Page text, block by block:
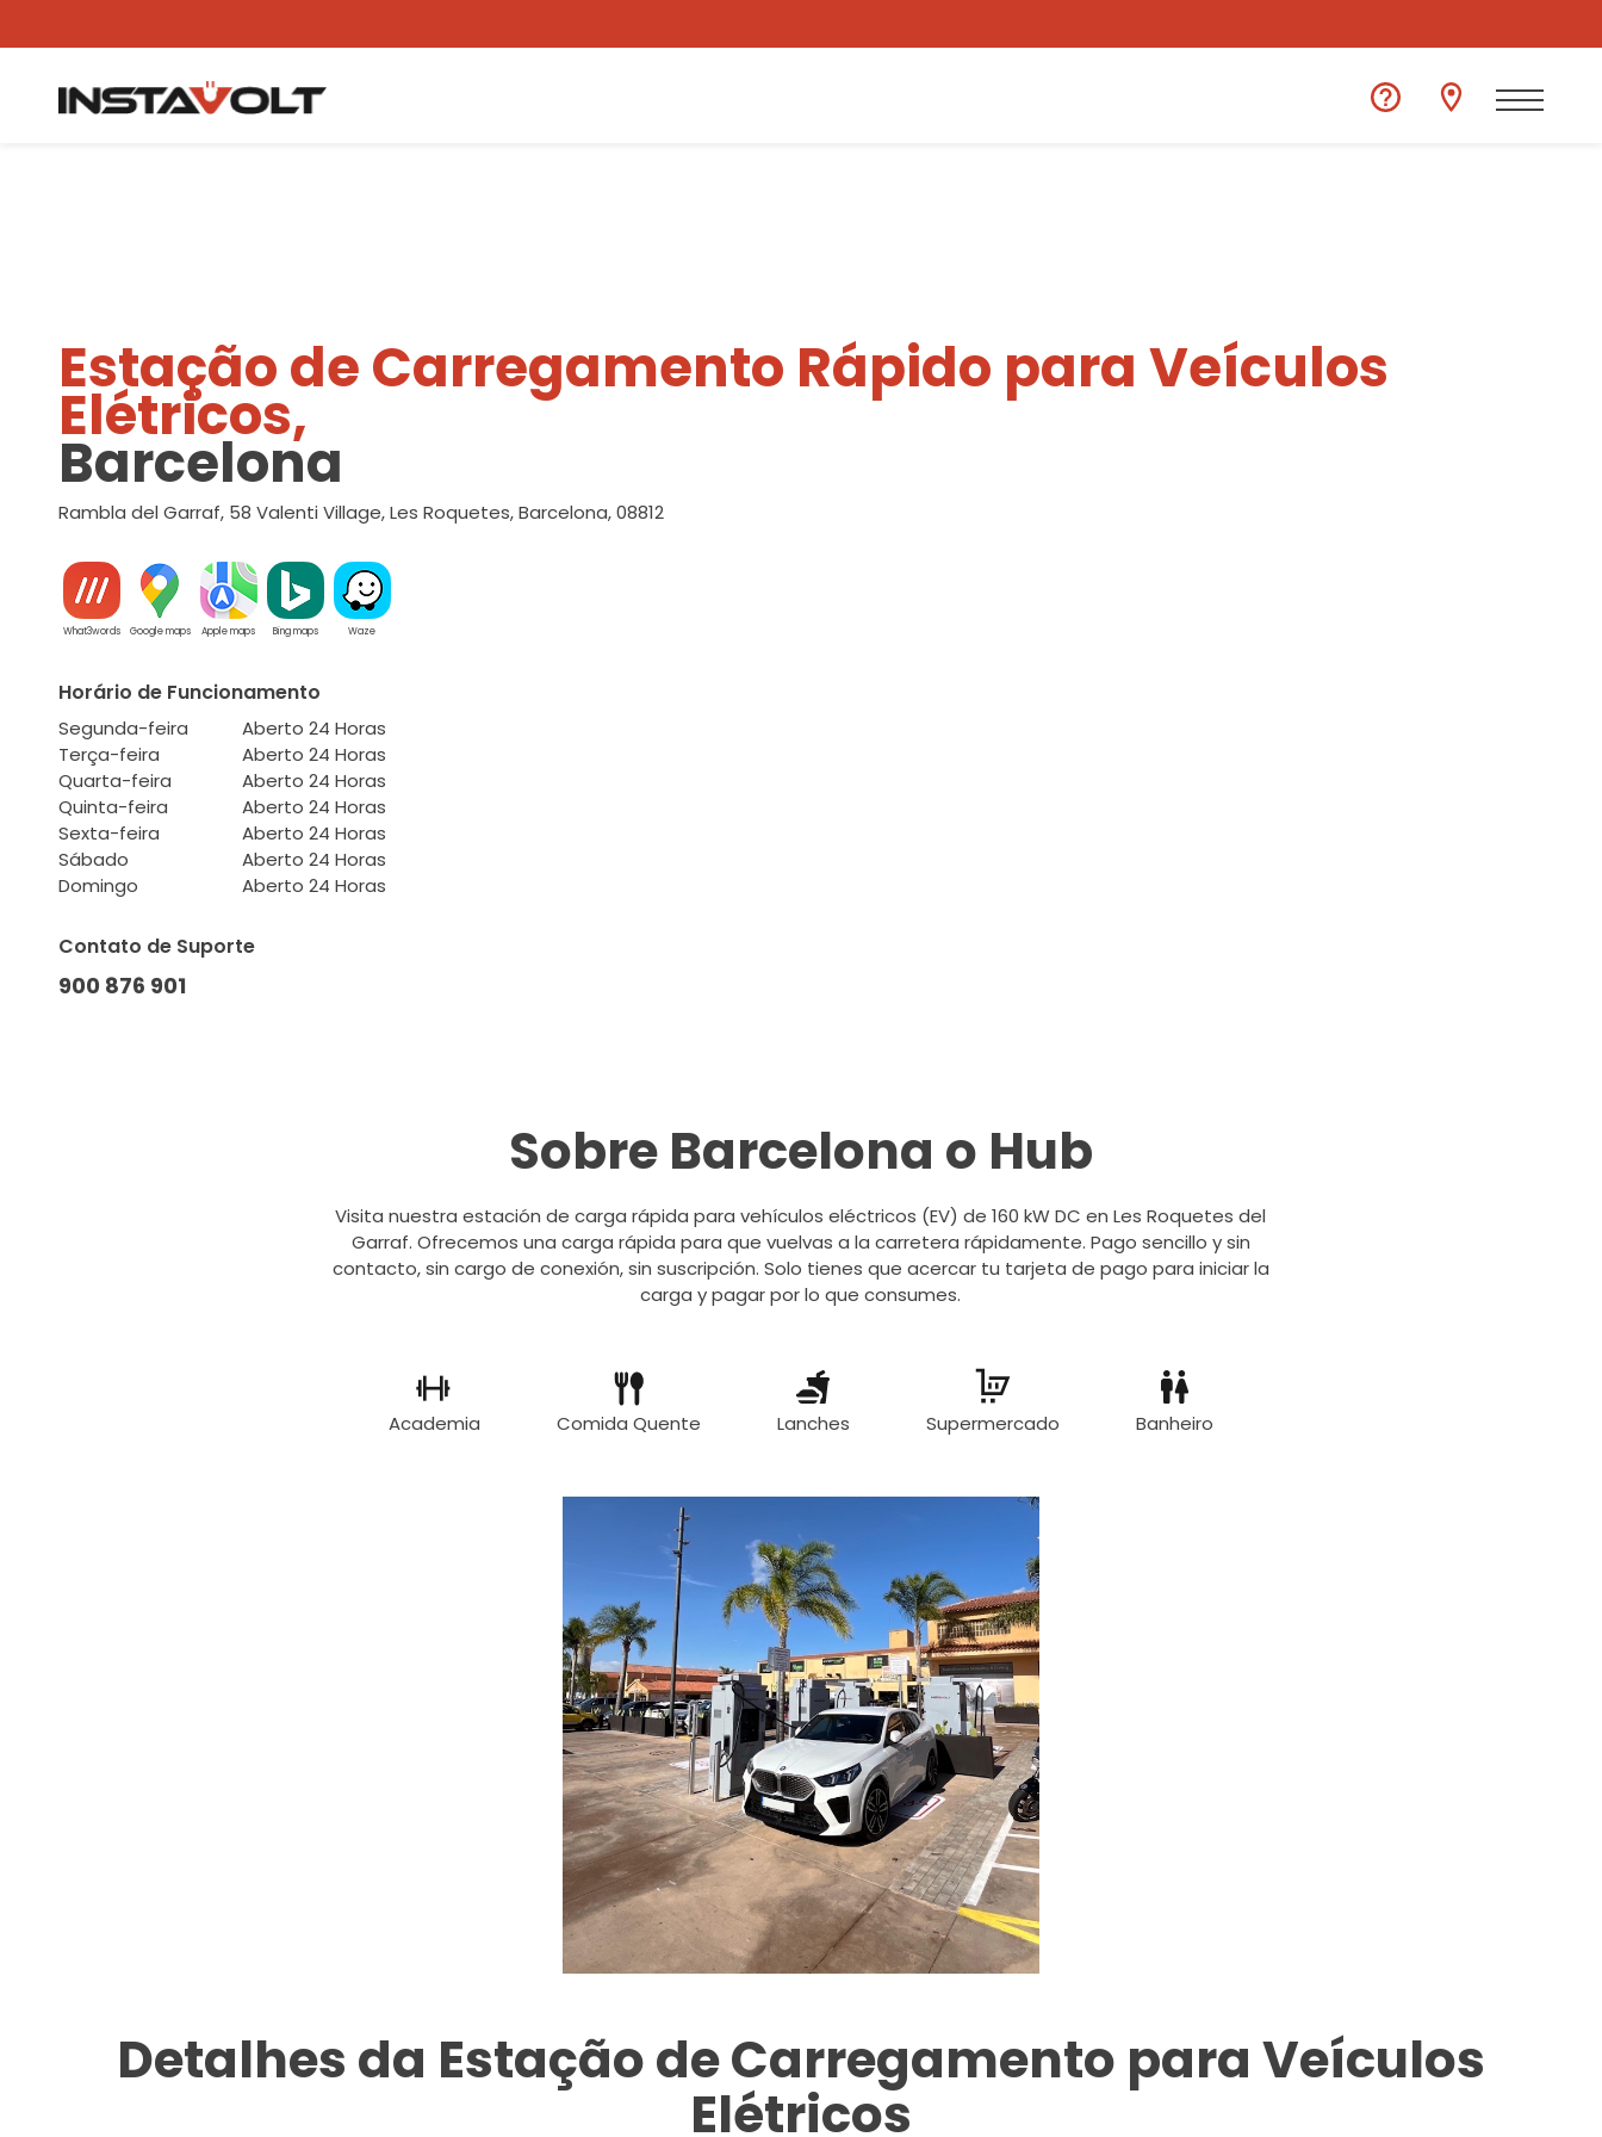
Ver outra localização
Estação de Carregamento Rápido para Veículos
Elétricos,
Barcelona
Rambla del Garraf, 58 Valenti Village, Les Roquetes, Barcelona, 08812
What3words Google maps Apple maps Bing maps Waze
Horário de Funcionamento
Segunda-feira
Aberto 24 Horas
Terça-feira
Aberto 24 Horas
Quarta-feira
Aberto 24 Horas
Quinta-feira
Aberto 24 Horas
Sexta-feira
Aberto 24 Horas
Sábado
Aberto 24 Horas
Domingo
Aberto 24 Horas
Contato de Suporte
900 876 901
Sobre Barcelona o Hub
Visita nuestra estación de carga rápida para vehículos eléctricos (EV) de 160 kW DC en Les Roquetes del
Garraf. Ofrecemos una carga rápida para que vuelvas a la carretera rápidamente. Pago sencillo y sin
contacto, sin cargo de conexión, sin suscripción. Solo tienes que acercar tu tarjeta de pago para iniciar la
carga y pagar por lo que consumes.
Academia Comida Quente Lanches Supermercado Banheiro
Detalhes da Estação de Carregamento para Veículos
Elétricos